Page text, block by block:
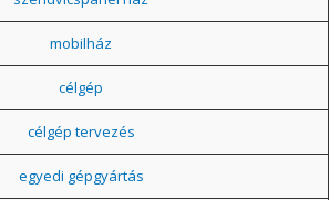
mobilház
célgép
célgép tervezés
egyedi gépgyártás